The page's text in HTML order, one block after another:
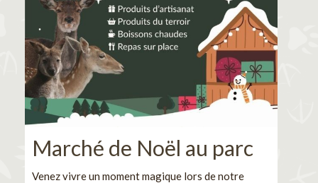
Marché de Noël au parc
Venez vivre un moment magique lors de notre